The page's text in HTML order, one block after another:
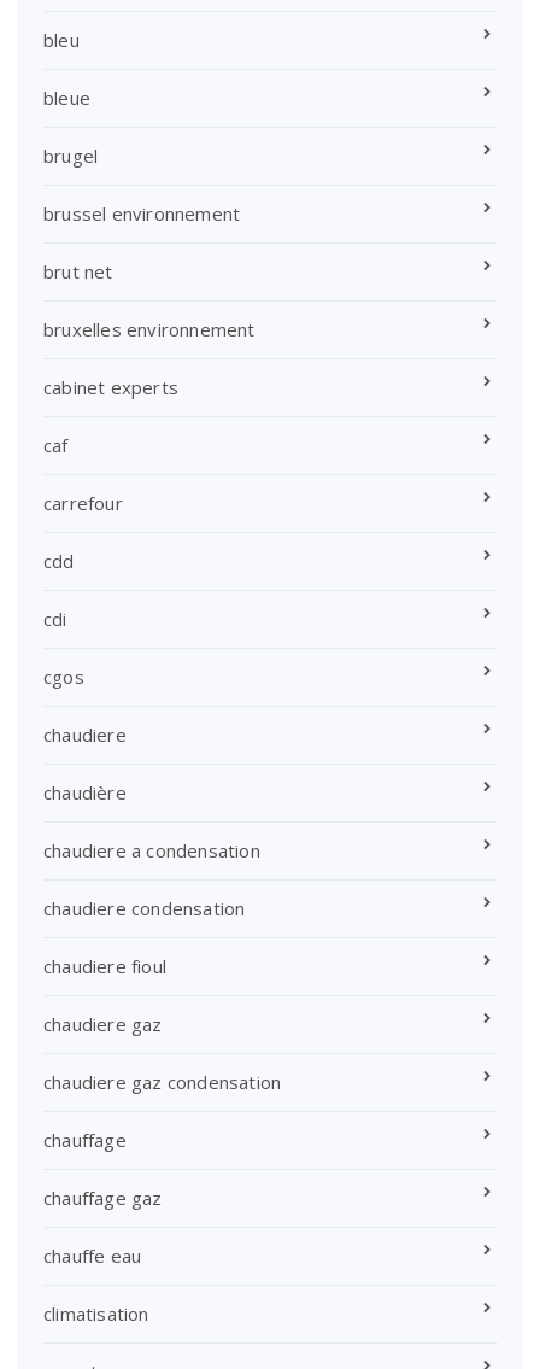
bleu
bleue
brugel
brussel environnement
brut net
bruxelles environnement
cabinet experts
caf
carrefour
cdd
cdi
cgos
chaudiere
chaudière
chaudiere a condensation
chaudiere condensation
chaudiere fioul
chaudiere gaz
chaudiere gaz condensation
chauffage
chauffage gaz
chauffe eau
climatisation